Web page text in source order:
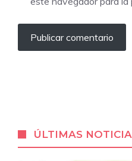
ÚLTIMAS